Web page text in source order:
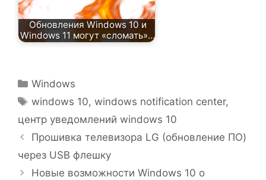
Обновления Windows 10 и
Windows 11 могут «сломать»…
Рубрики
Windows
Метки
windows 10,windows notification center,
центр уведомлений windows 10
Прошивка телевизора LG (обновление ПО)
через USB флешку
Новые возможности Windows 10 о